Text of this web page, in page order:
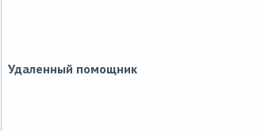
Удаленный помощник